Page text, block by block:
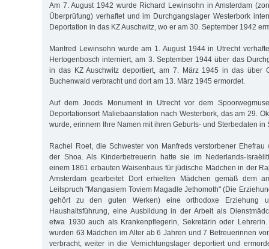
Am 7. August 1942 wurde Richard Lewinsohn in Amsterdam
Überprüfung) verhaftet und im Durchgangslager Westerbork
Deportation in das KZ Auschwitz, wo er am 30. September 1942
Manfred Lewinsohn wurde am 1. August 1944 in Utrecht
Hertogenbosch interniert, am 3. September 1944 über das
in das KZ Auschwitz deportiert, am 7. März 1945 in das über
Buchenwald verbracht und dort am 13. März 1945 ermordet.
Auf dem Joods Monument in Utrecht vor dem
Deportationsort Maliebaanstation nach Westerbork, das am 29.
wurde, erinnern Ihre Namen mit ihren Geburts- und Sterbedaten in
Rachel Roet, die Schwester von Manfreds verstorbener Ehefrau
der Shoa. Als Kinderbetreuerin hatte sie im Nederlands-
einem 1861 erbauten Waisenhaus für jüdische Mädchen in der
Amsterdam gearbeitet Dort erhielten Mädchen gemäß dem
Leitspruch "Mangasiem Toviem Magadle Jethomoth" (Die
gehört zu den guten Werken) eine orthodoxe Erziehung
Haushaltsführung, eine Ausbildung in der Arbeit als
etwa 1930 auch als Krankenpflegerin, Sekretärin oder
wurden 63 Mädchen im Alter ab 6 Jahren und 7 Betreuerinnen
verbracht, weiter in die Vernichtungslager deportiert und